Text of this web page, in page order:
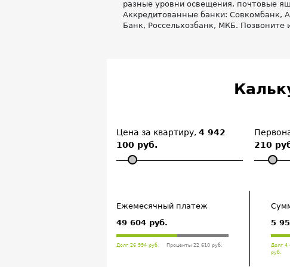
разные уровни освещения, почтовые
Аккредитованные банки: Совкомбанк,
Банк, Россельхозбанк, МКБ.
Цена за квартиру,4 942
100 руб.
210
Ежемесячный платеж
49 604 руб.
Долг 26 994 руб. Проценты 22 610 руб.
5
Долг 4
руб.